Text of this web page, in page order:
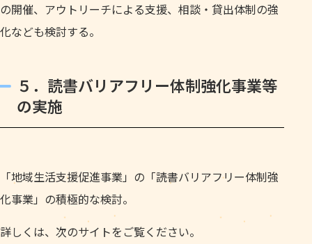
の開催、アウトリーチによる支援、相談・貸出体制の強
化なども検討する。
５．読書バリアフリー体制強化事業等
の実施
「地域生活支援促進事業」の「読書バリアフリー体制強
化事業」の積極的な検討。
詳しくは、次のサイトをご覧ください。